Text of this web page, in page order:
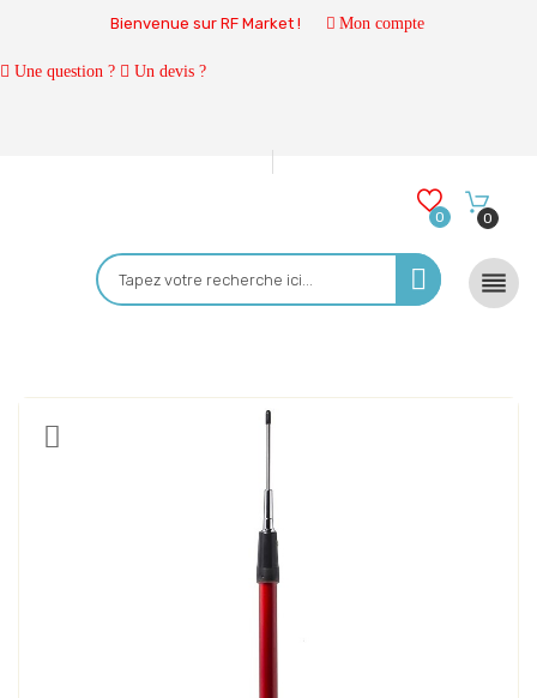
Bienvenue sur RF Market ! Mon compte
Une question ? Un devis ?
0 0
